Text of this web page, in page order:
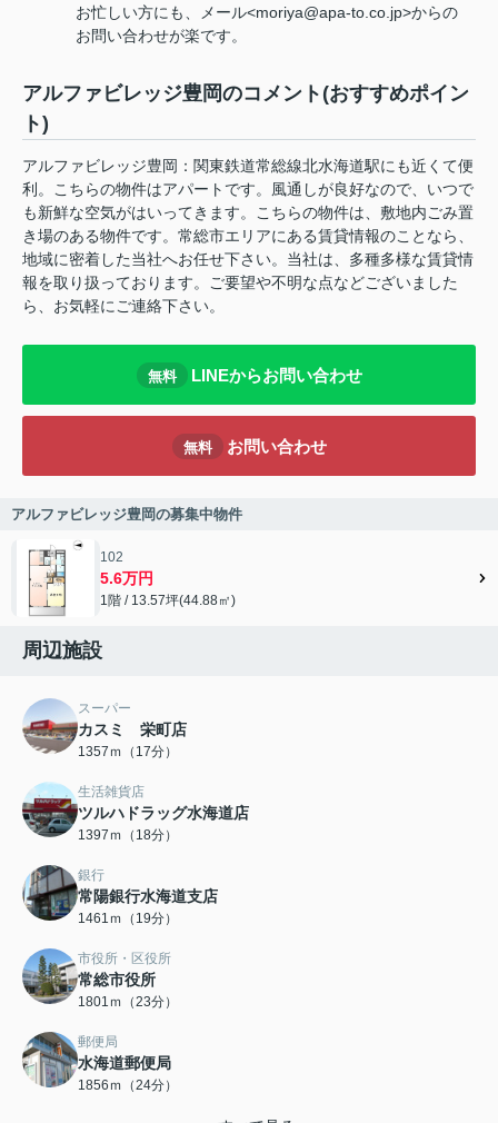
お忙しい方にも、メール<moriya@apa-to.co.jp>からの
お問い合わせが楽です。
アルファビレッジ豊岡のコメント(おすすめポイン
ト)
アルファビレッジ豊岡：関東鉄道常総線北水海道駅にも近くて便
利。こちらの物件はアパートです。風通しが良好なので、いつで
も新鮮な空気がはいってきます。こちらの物件は、敷地内ごみ置
き場のある物件です。常総市エリアにある賃貸情報のことなら、
地域に密着した当社へお任せ下さい。当社は、多種多様な賃貸情
報を取り扱っております。ご要望や不明な点などございました
ら、お気軽にご連絡下さい。
無料 LINEからお問い合わせ
無料 お問い合わせ
アルファビレッジ豊岡の募集中物件
102
5.6万円
1階 / 13.57坪(44.88㎡)
周辺施設
スーパー
カスミ 栄町店
1357ｍ（17分）
生活雑貨店
ツルハドラッグ水海道店
1397ｍ（18分）
銀行
常陽銀行水海道支店
1461ｍ（19分）
市役所・区役所
常総市役所
1801ｍ（23分）
郵便局
水海道郵便局
1856ｍ（24分）